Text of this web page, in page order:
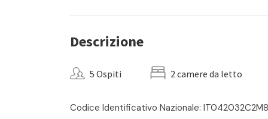
Descrizione
5 Ospiti 2 camere da letto
Codice Identificativo Nazionale: